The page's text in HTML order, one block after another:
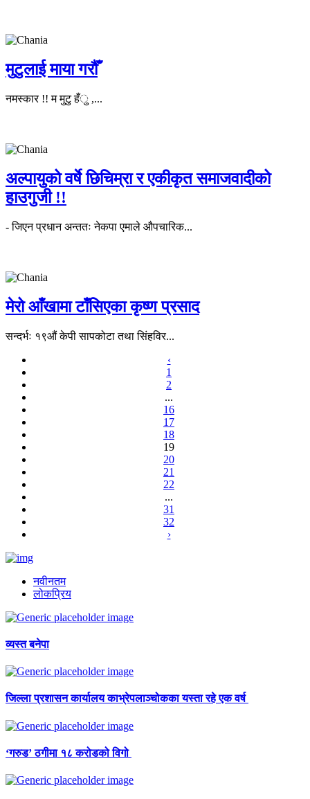
मुटुलाई माया गरौँ
नमस्कार !! म मुटु हँु ,...
अल्पायुको वर्षे छिचिम्रा र एकीकृत समाजवादीको
हाउगुजी !!
- जिएन प्रधान अन्ततः नेकपा एमाले औपचारिक...
मेरो आँखामा टाँसिएका कृष्ण प्रसाद
सन्दर्भः १९औं केपी सापकोटा तथा सिंहविर...
‹
1
2
...
16
17
18
19
20
21
22
...
31
32
›
नवीनतम
लोकप्रिय
व्यस्त बनेपा
जिल्ला प्रशासन कार्यालय काभ्रेपलाञ्चोकका यस्ता रहे एक वर्ष
‘गरुड’ ठगीमा १८ करोडको विगो